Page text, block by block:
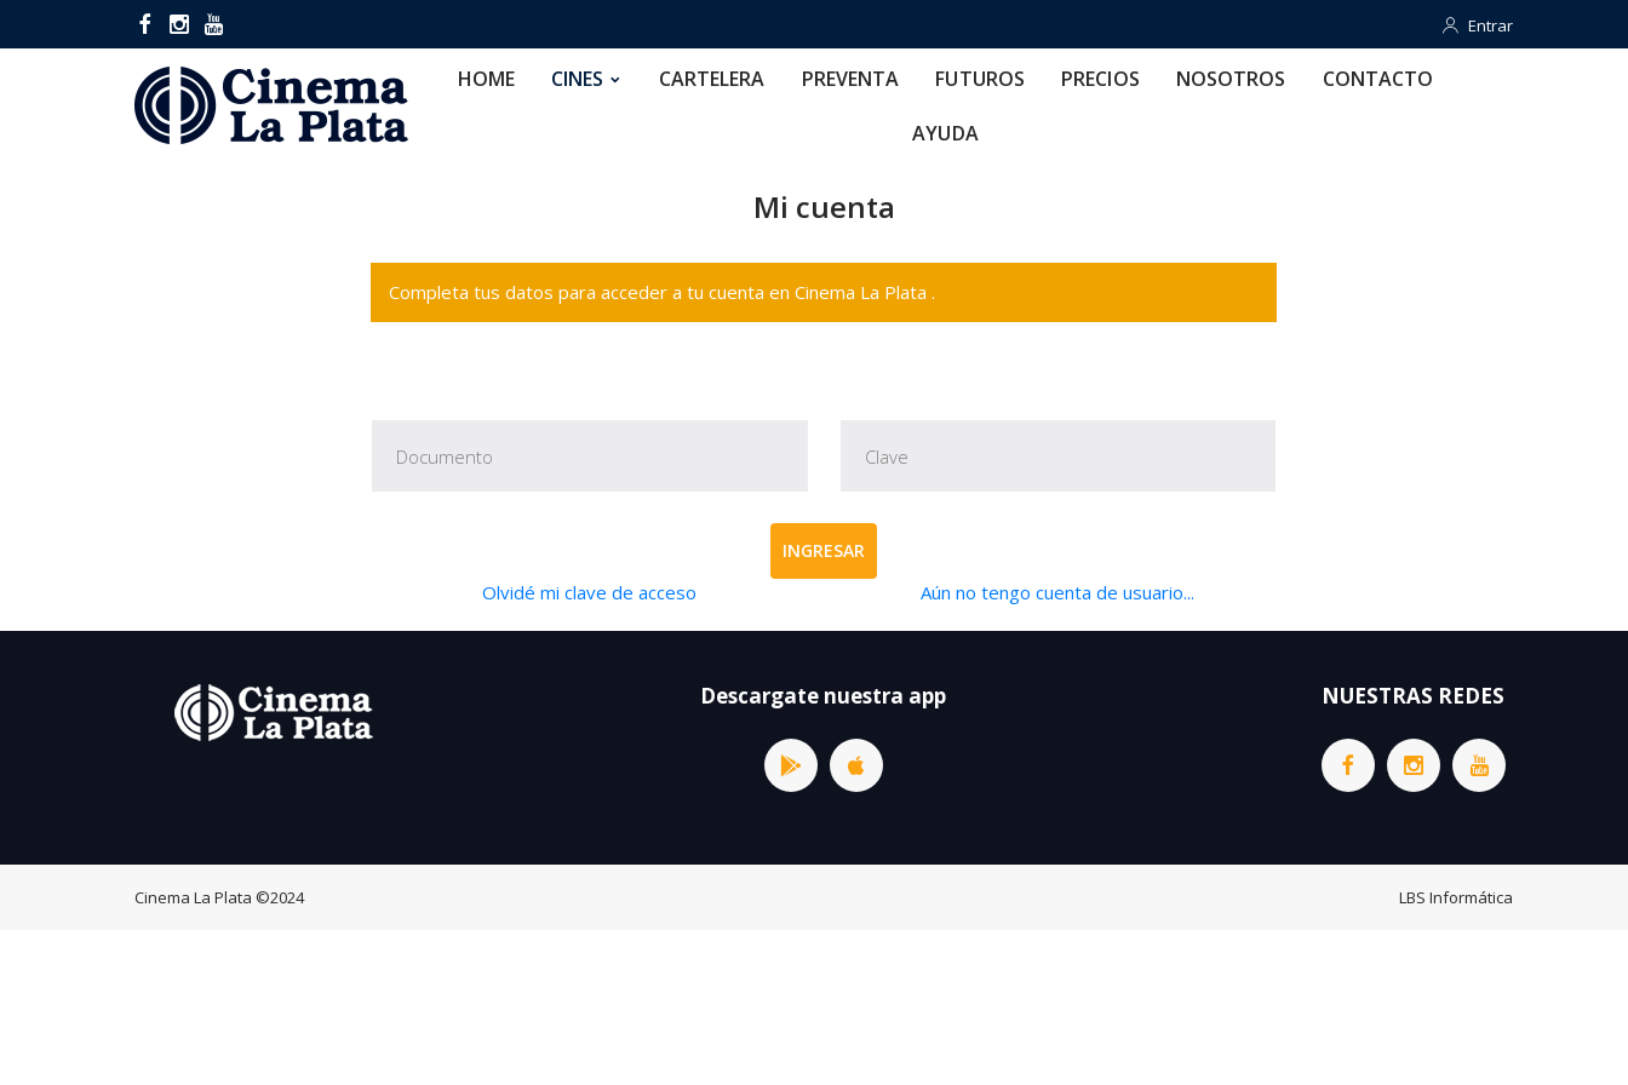
Entrar
Entrar
HOME CINES CARTELERA PREVENTA FUTUROS PRECIOS NOSOTROS CONTACTO
AYUDA
Mi cuenta
Completa tus datos para acceder a tu cuenta en Cinema La Plata .
INGRESAR
Olvidé mi clave de acceso Aún no tengo cuenta de usuario...
Descargate nuestra app NUESTRAS REDES
Cinema La Plata ©2024 LBS Informática